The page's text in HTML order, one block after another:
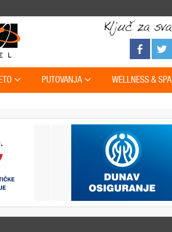
PUTOVANJA WELLNESS & SPA